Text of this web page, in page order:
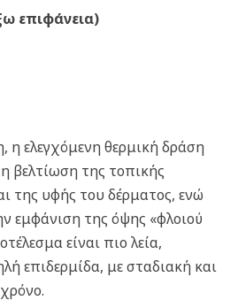
επιφάνεια)
η ελεγχόμενη θερμική δράση
βελτίωση της τοπικής
της υφής του δέρματος, ενώ
εμφάνιση της όψης «φλοιού
είναι πιο λεία,
επιδερμίδα, με σταδιακή και